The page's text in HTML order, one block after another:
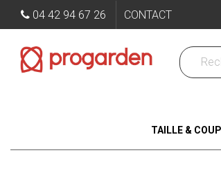
04 42 94 67 26 CONTACT
TAILLE &